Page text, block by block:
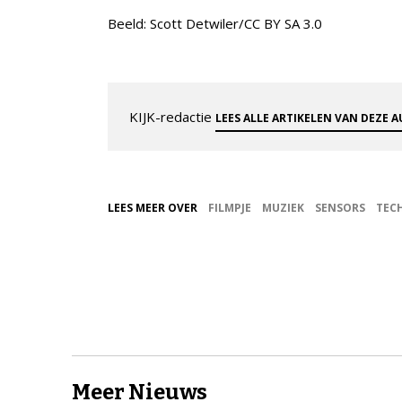
Beeld: Scott Detwiler/CC BY SA 3.0
KIJK-redactie LEES ALLE ARTIKELEN VAN DEZE
LEES MEER OVER FILMPJE MUZIEK SENSORS
Meer Nieuws